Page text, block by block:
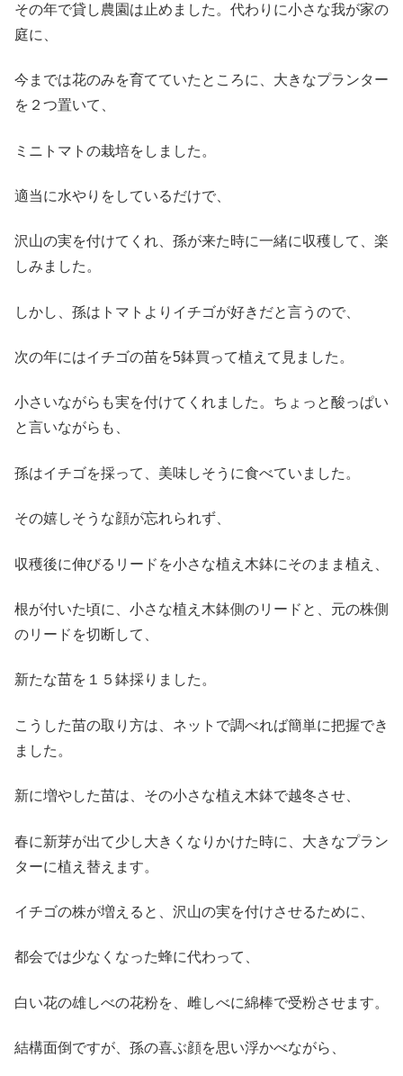
その年で貸し農園は止めました。代わりに小さな我が家の
庭に、
今までは花のみを育てていたところに、大きなプランター
を２つ置いて、
ミニトマトの栽培をしました。
適当に水やりをしているだけで、
沢山の実を付けてくれ、孫が来た時に一緒に収穫して、楽
しみました。
しかし、孫はトマトよりイチゴが好きだと言うので、
次の年にはイチゴの苗を5鉢買って植えて見ました。
小さいながらも実を付けてくれました。ちょっと酸っぱい
と言いながらも、
孫はイチゴを採って、美味しそうに食べていました。
その嬉しそうな顔が忘れられず、
収穫後に伸びるリードを小さな植え木鉢にそのまま植え、
根が付いた頃に、小さな植え木鉢側のリードと、元の株側
のリードを切断して、
新たな苗を１５鉢採りました。
こうした苗の取り方は、ネットで調べれば簡単に把握でき
ました。
新に増やした苗は、その小さな植え木鉢で越冬させ、
春に新芽が出て少し大きくなりかけた時に、大きなプラン
ターに植え替えます。
イチゴの株が増えると、沢山の実を付けさせるために、
都会では少なくなった蜂に代わって、
白い花の雄しべの花粉を、雌しべに綿棒で受粉させます。
結構面倒ですが、孫の喜ぶ顔を思い浮かべながら、